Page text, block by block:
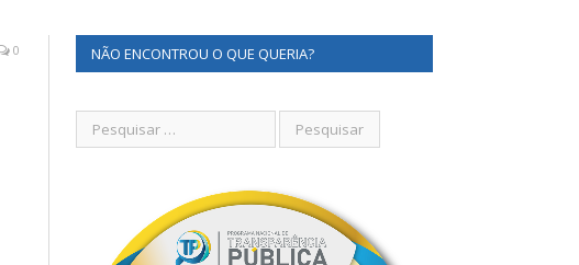
0 NÃO ENCONTROU O QUE QUERIA?